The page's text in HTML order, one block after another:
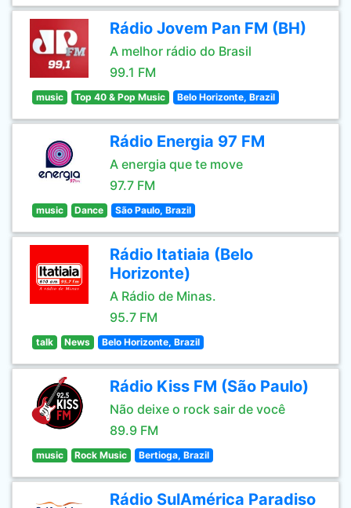
Rádio Jovem Pan FM (BH)
A melhor rádio do Brasil
99.1 FM
music Top 40 & Pop Music Belo Horizonte, Brazil
Rádio Energia 97 FM
A energia que te move
97.7 FM
music Dance São Paulo, Brazil
Rádio Itatiaia (Belo
Horizonte)
A Rádio de Minas.
95.7 FM
talk News Belo Horizonte, Brazil
Rádio Kiss FM (São Paulo)
Não deixe o rock sair de você
89.9 FM
music Rock Music Bertioga, Brazil
Rádio SulAmérica Paradiso